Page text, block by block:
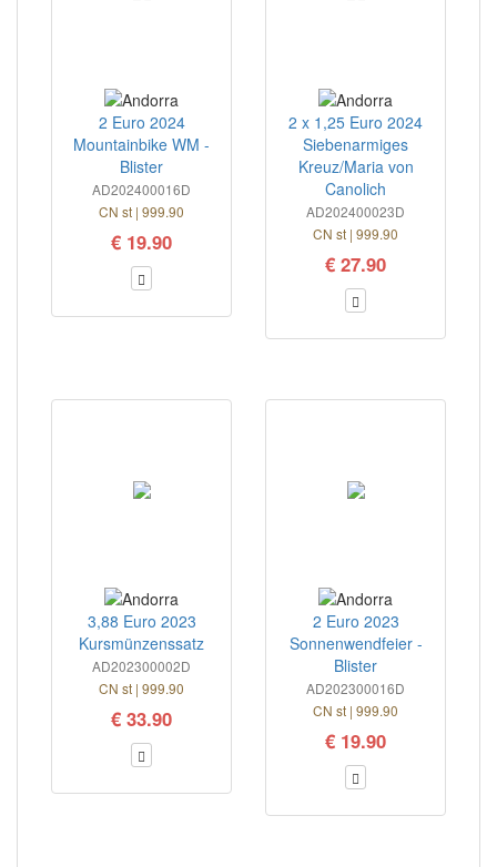
2 Euro 2024
Mountainbike WM -
Blister
AD202400016D
CN st | 999.90
€ 19.90
2 x 1,25 Euro 2024
Siebenarmiges
Kreuz/Maria von
Canolich
AD202400023D
CN st | 999.90
€ 27.90
3,88 Euro 2023
Kursmünzenssatz
AD202300002D
CN st | 999.90
€ 33.90
2 Euro 2023
Sonnenwendfeier -
Blister
AD202300016D
CN st | 999.90
€ 19.90